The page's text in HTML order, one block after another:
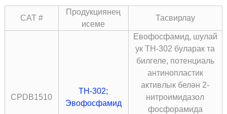
CAT #
Продукциянең
исеме
Тасвирлау
CPDB1510
TH-302;
Эвофосфамид
Евофосфамид, шулай
ук ​​TH-302 буларак та
билгеле, потенциаль
антинопластик
активлык белән 2-
нитроимидазол
фосфорамида